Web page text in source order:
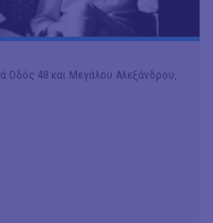
Οδός 48 και Μεγάλου Αλεξάνδρου,